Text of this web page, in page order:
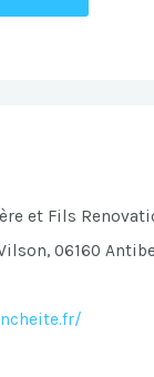
et Fils
06160